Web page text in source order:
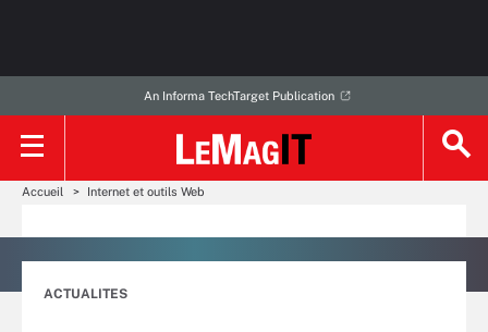
An Informa TechTarget Publication
Accueil Internet et outils Web
ACTUALITES